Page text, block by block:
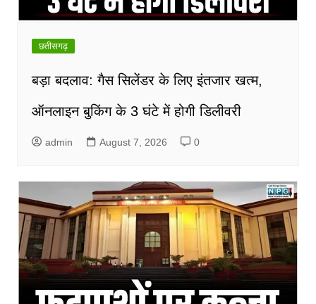
छतीसगढ़
बड़ा बदलाव: गैस सिलेंडर के लिए इंतजार खत्म,
ऑनलाइन बुकिंग के 3 घंटे में होगी डिलीवरी
admin August 7, 2026 0